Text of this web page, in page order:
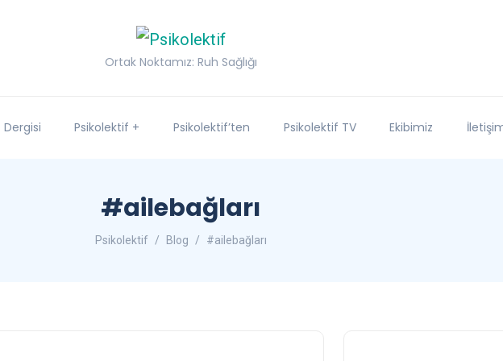
Ortak Noktamız: Ruh Sağlığı
Psikolektif + Psikolektif’ten Psikolektif TV Ekibimiz
#ailebağları
Psikolektif Blog #ailebağları